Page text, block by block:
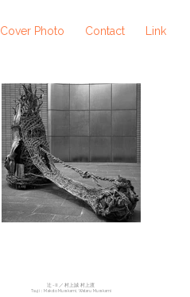
Cover Photo Contact Link
辻-Ⅱ／​村上誠 村上渡
Tsuji：Makoto Murakami, Wataru Murakami